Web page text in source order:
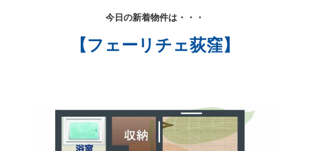
今日の新着物件は・・・
【フェーリチェ荻窪】